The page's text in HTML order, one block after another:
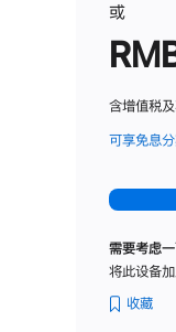
或
含增值税
可享免息
需要考虑一
将此设备加
收藏